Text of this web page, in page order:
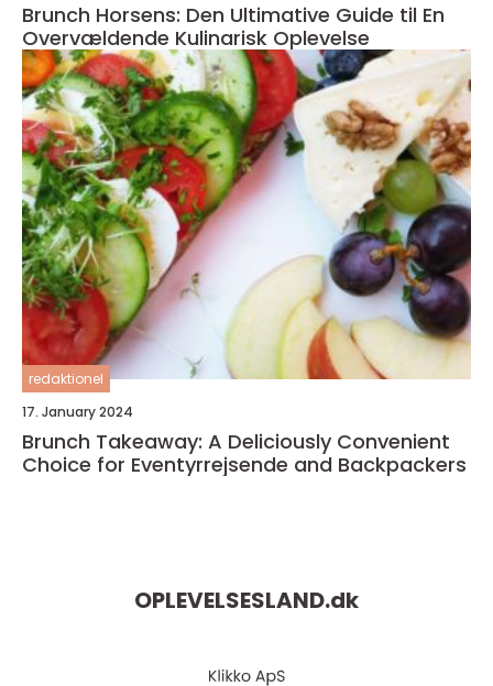
Brunch Horsens: Den Ultimative Guide til En
Overvældende Kulinarisk Oplevelse
redaktionel
17. January 2024
Brunch Takeaway: A Deliciously Convenient
Choice for Eventyrrejsende and Backpackers
OPLEVELSESLAND.dk